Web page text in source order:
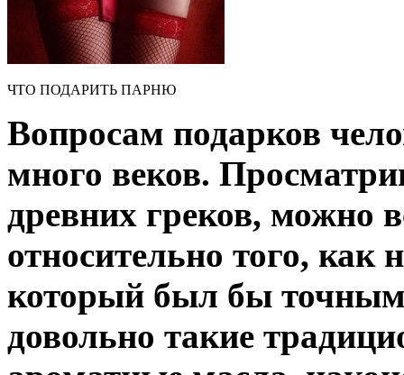
ЧТО ПОДАРИТЬ ПАРНЮ
Вопросам подарков
много веков.
древних греков, можно
относительно того, как
который был бы
довольно такие